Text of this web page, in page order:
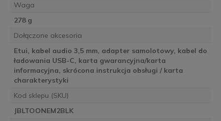
Waga
278 g
Dołączone akcesoria
Etui, kabel audio 3,5 mm, adapter samolotowy, kabel do
ładowania USB-C, karta gwarancyjna/karta
informacyjna, skrócona instrukcja obsługi / karta
charakterystyki
Kod sklepu (SKU)
JBLTOONEM2BLK